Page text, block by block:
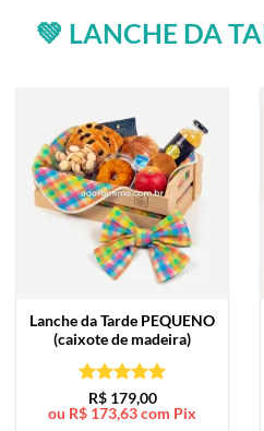
💚 LANCHE DA
Lanche da Tarde PEQUENO
(caixote de madeira)
Avaliação5
de 5
R$179,00
ou R$ 173,63com Pix